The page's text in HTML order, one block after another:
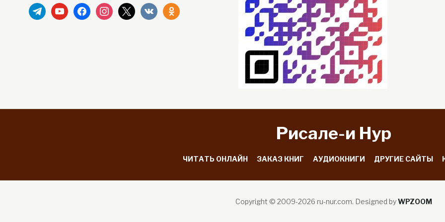
telegramyoutubefacebookinstagram
x vkontakteodnoklassniki
Рисале-и Hyp
ЧИТАТЬ ОНЛАЙН ЗАКАЗ КНИГ АУДИОКНИГИ ДРУГИЕ САЙТЫ
Copyright © 2009-2026 ru-nur.com. Designed byWPZOOM